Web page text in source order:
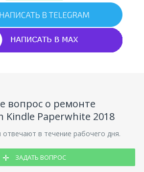
вопрос о ремонте
Kindle Paperwhite 2018
в течение рабочего дня.
ЗАДАТЬ ВОПРОС